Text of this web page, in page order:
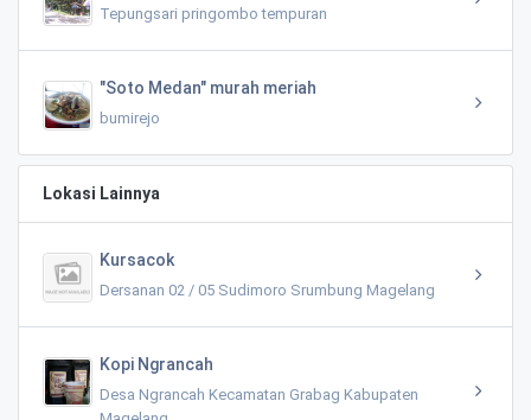
Tepungsari pringombo tempuran
"Soto Medan" murah meriah
bumirejo
Lokasi Lainnya
Kursacok
Dersanan 02 / 05 Sudimoro Srumbung Magelang
Kopi Ngrancah
Desa Ngrancah Kecamatan Grabag Kabupaten